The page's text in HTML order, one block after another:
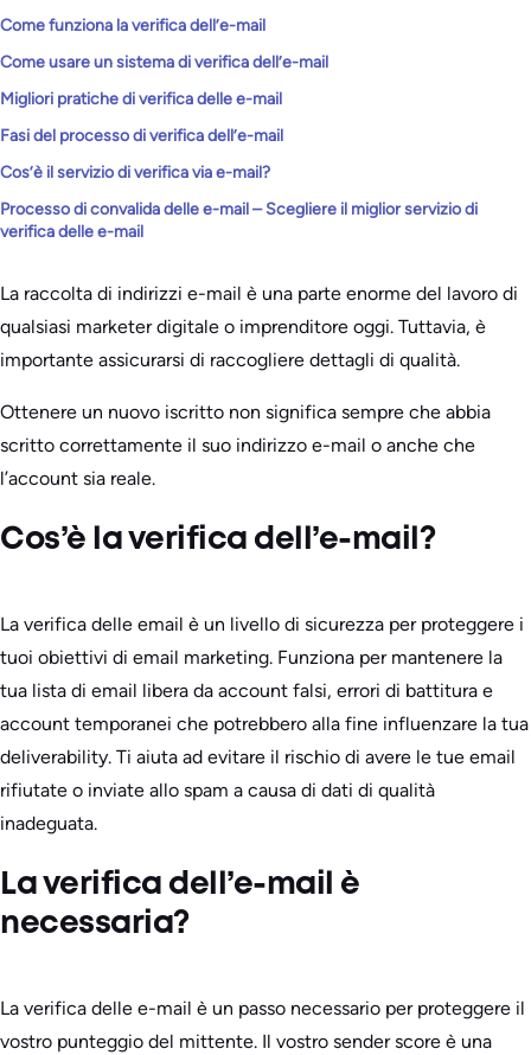
Come funziona la verifica dell’e-mail
Come usare un sistema di verifica dell’e-mail
Migliori pratiche di verifica delle e-mail
Fasi del processo di verifica dell’e-mail
Cos’è il servizio di verifica via e-mail?
Processo di convalida delle e-mail – Scegliere il miglior servizio di
verifica delle e-mail
La raccolta di indirizzi e-mail è una parte enorme del lavoro di
qualsiasi marketer digitale o imprenditore oggi. Tuttavia, è
importante assicurarsi di raccogliere dettagli di qualità.
Ottenere un nuovo iscritto non significa sempre che abbia
scritto correttamente il suo indirizzo e-mail o anche che
l’account sia reale.
Cos’è la verifica dell’e-mail?
La verifica delle email è un livello di sicurezza per proteggere i
tuoi obiettivi di email marketing. Funziona per mantenere la
tua lista di email libera da account falsi, errori di battitura e
account temporanei che potrebbero alla fine influenzare la tua
deliverability. Ti aiuta ad evitare il rischio di avere le tue email
rifiutate o inviate allo spam a causa di dati di qualità
inadeguata.
La verifica dell’e-mail è
necessaria?
La verifica delle e-mail è un passo necessario per proteggere il
vostro punteggio del mittente. Il vostro sender score è una